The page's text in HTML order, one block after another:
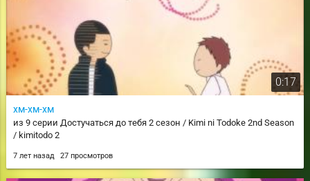
0:17
хм-хм-хм
из 9 серии Достучаться до тебя 2 сезон / Kimi ni Todoke 2nd Season
/ kimitodo 2
7 лет назад 27 просмотров